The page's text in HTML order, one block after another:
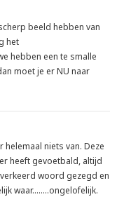
beeld hebben van
het
hebben een te smalle
moet je er NU naar
helemaal niets van. Deze
heeft gevoetbald, altijd
woord gezegd en
waar........ongelofelijk.